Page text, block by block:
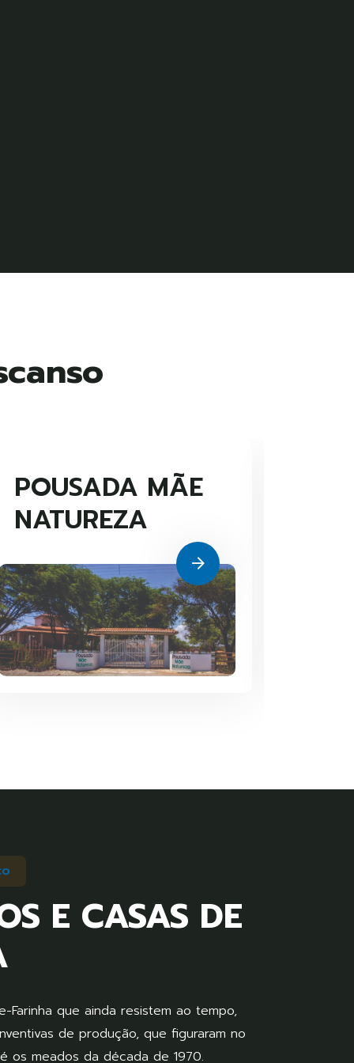
POUSADA MÃE
NATUREZA
E CASAS DE
Farinha que ainda resistem ao tempo,
de produção, que figuraram no
os meados da década de 1970.